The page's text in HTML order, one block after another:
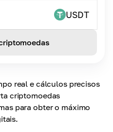
real e cálculos precisos
criptomoedas
para obter o máximo
USDT